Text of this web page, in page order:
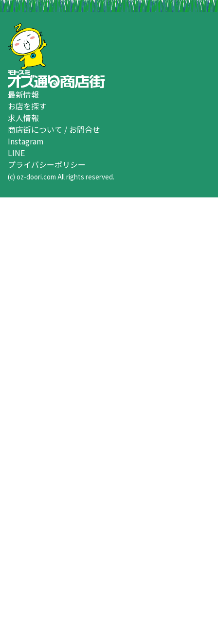
最新情報
お店を探す
求人情報
商店街について / お問合せ
Instagram
LINE
プライバシーポリシー
(c) oz-doori.com All rights reserved.